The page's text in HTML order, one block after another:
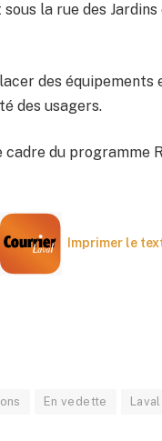
la rue des
des équipements
des usagers.
cadre du programme
Imprimer le
En vedette Laval